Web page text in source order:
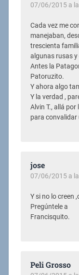
07/06/2015 a
Cada vez me
manejaban,
trescienta
algunas rusas y
Antes la
Patoruzito.
Y ahora algo
Y la verdad ,
Alvin T., allá por
para convalidar
jose
07/06/2015 a
Y si no lo creen
Pregúntele a
Francisquito.
Peli Grosso